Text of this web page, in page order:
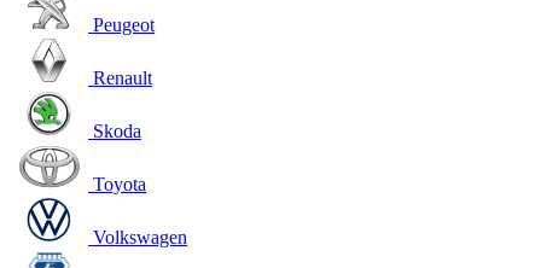
Peugeot
Renault
Skoda
Toyota
Volkswagen